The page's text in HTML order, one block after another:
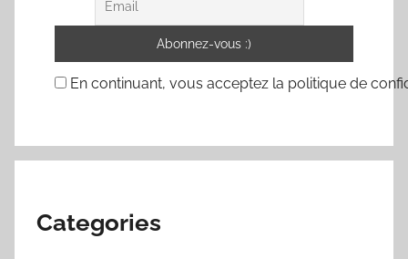
En continuant, vous acceptez la politique de
Categories